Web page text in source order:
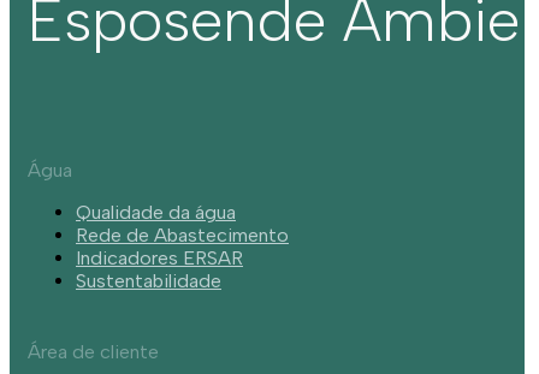
Esposende
Água
Qualidade da água
Rede de Abastecimento
Indicadores ERSAR
Sustentabilidade
Área de cliente